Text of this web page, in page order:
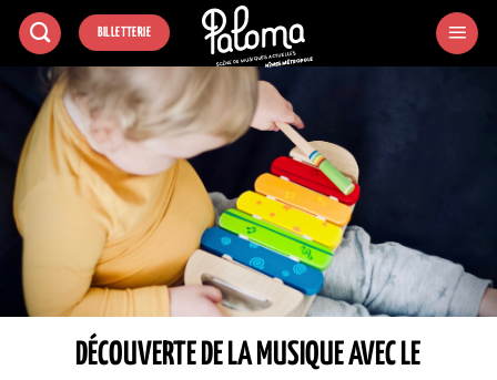
Passer
contenu
BILLETTERIE
DÉCOUVERTE DE LA MUSIQUE AVEC LE